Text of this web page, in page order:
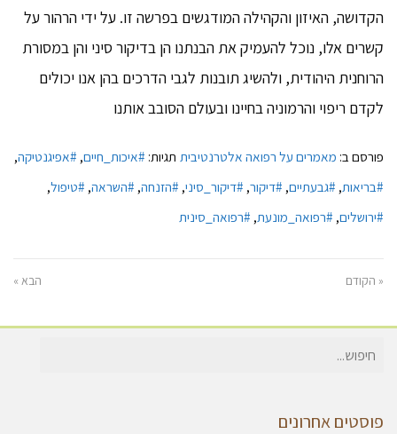
הקדושה, האיזון והקהילה המודגשים בפרשה זו. על ידי הרהור על
קשרים אלו, נוכל להעמיק את הבנתנו הן בדיקור סיני והן במסורת
הרוחנית היהודית, ולהשיג תובנות לגבי הדרכים בהן אנו יכולים
לקדם ריפוי והרמוניה בחיינו ובעולם הסובב אותנו
פורסם ב: מאמרים על רפואה אלטרנטיבית תגיות: #איכות_חיים, #אפיגנטיקה,
#בריאות, #גבעתיים, #דיקור, #דיקור_סיני, #הזנחה, #השראה, #טיפול,
#ירושלים, #רפואה_מונעת, #רפואה_סינית
« הקודם הבא »
חיפוש
פוסטים אחרונים